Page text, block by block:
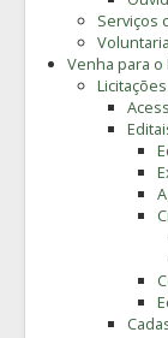
Serviços
Venha para o
Licitações